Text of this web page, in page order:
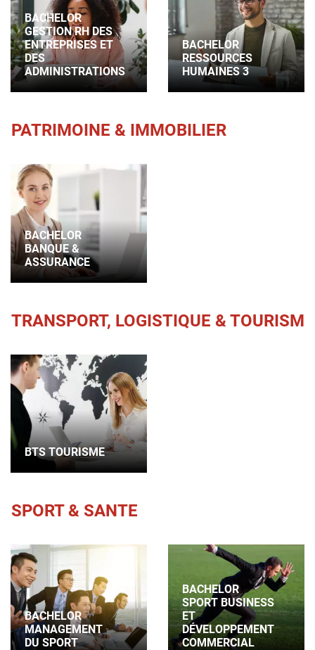
BACHELOR
GESTION RH DES
ENTREPRISES ET
DES
ADMINISTRATIONS
BACHELOR
RESSOURCES
HUMAINES 3
PATRIMOINE & IMMOBILIER
BACHELOR
BANQUE &
ASSURANCE
TRANSPORT, LOGISTIQUE & TOURISME
BTS TOURISME
SPORT & SANTE
BACHELOR
MANAGEMENT
DU SPORT
BACHELOR
SPORT BUSINESS
ET
DÉVELOPPEMENT
COMMERCIAL